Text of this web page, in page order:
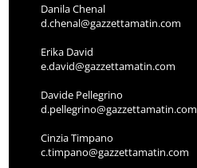
Danila Chenal
d.chenal@gazzettamatin.com
Erika David
e.david@gazzettamatin.com
Davide Pellegrino
d.pellegrino@gazzettamatin.com
Cinzia Timpano
c.timpano@gazzettamatin.com